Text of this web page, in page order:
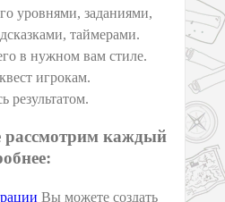
уровнями, заданиями,
таймерами.
в нужном вам стиле.
игрокам.
результатом.
рассмотрим каждый
Вы можете создать